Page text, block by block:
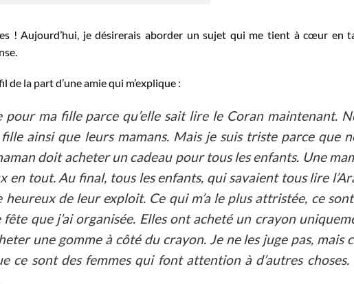
! Aujourd’hui, je désirerais aborder un sujet qui me tient à cœur en
la part d’une amie qui m’explique :
pour ma fille parce qu’elle sait lire le Coran maintenant.
ainsi que leurs mamans. Mais je suis triste parce que
doit acheter un cadeau pour tous les enfants. Une
en tout. Au final, tous les enfants, qui savaient tous lire
de leur exploit. Ce qui m’a le plus attristée, ce
que j’ai organisée. Elles ont acheté un crayon
une gomme à côté du crayon. Je ne les juge pas, mais
ce sont des femmes qui font attention à d’autres choses.